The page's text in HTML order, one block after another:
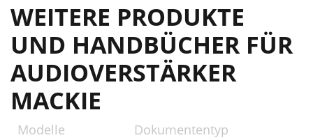
WEITERE PRODUKTE
UND HANDBÜCHER FÜR
AUDIOVERSTÄRKER
MACKIE
Modelle Dokumententyp